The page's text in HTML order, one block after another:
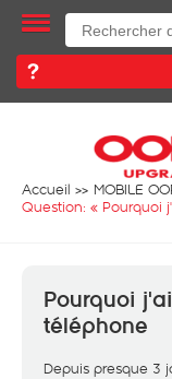
Accueil
MOBILE
Question: « Pourquoi
Pourquoi
téléphone
Depuis presque 3